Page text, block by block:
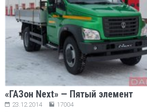
«ГАЗон Next» — Пятый элемент
23.12.2014 17004